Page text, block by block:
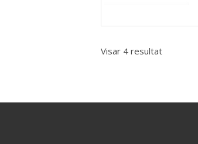
Visar 4 resultat